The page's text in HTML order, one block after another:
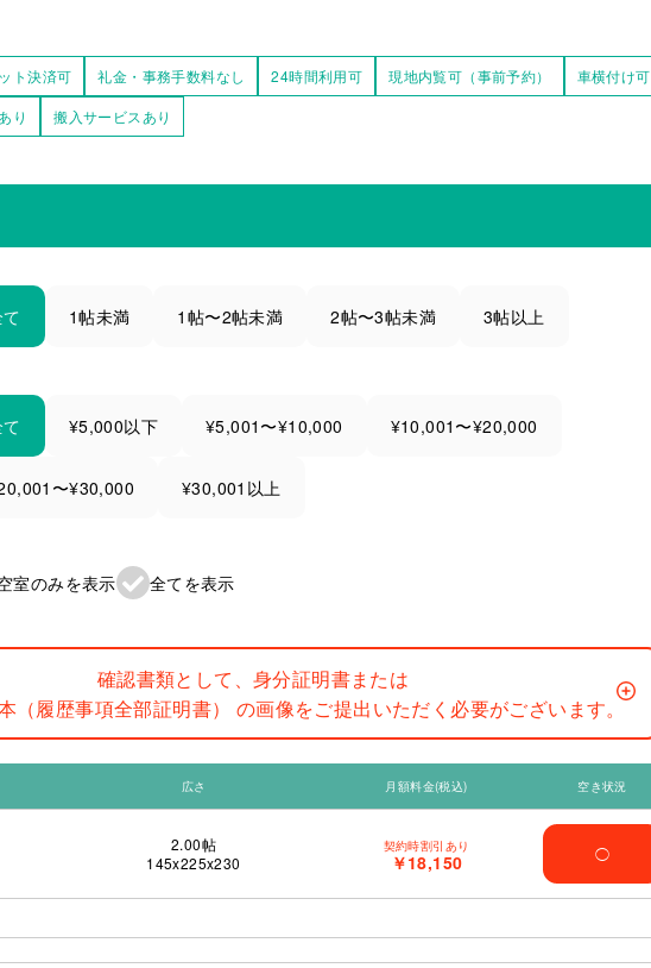
ト決済可 礼金・事務手数料なし 24時間利用可 現地内覧可（事前予約）
車横付け可
り 搬入サービスあり
1帖未満 1帖〜2帖未満 2帖〜3帖未満 3帖以上
¥5,000以下 ¥5,001〜¥10,000 ¥10,001〜¥20,000
〜¥30,000 ¥30,001以上
室のみを表示 全てを表示
確認書類として、身分証明書または
（履歴事項全部証明書） の画像をご提出いただく必要がございます。
広さ 月額料金(税込) 空き状況
2.00帖
145x225x230
契約時割引あり
￥18,150 ◯